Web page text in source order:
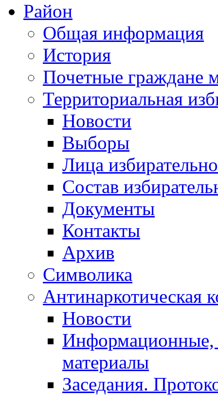
Район
Общая информация
История
Почетные граждане
Территориальная
Новости
Выборы
Лица
Состав
Документы
Контакты
Архив
Символика
Антинаркотическая
Новости
Информационные,
материалы
Заседания.